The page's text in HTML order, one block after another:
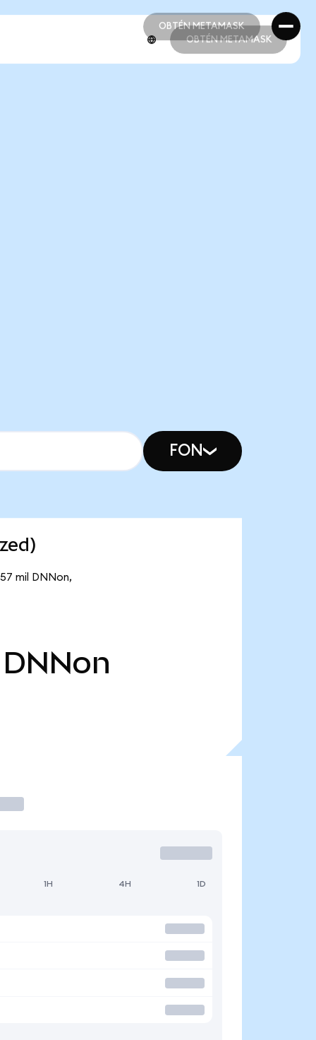
OBTÉN METAMASK
OBTÉN METAMASK
OBTÉN METAMASK
FON
mil DNNon,
DNNon
1H 4H 1D